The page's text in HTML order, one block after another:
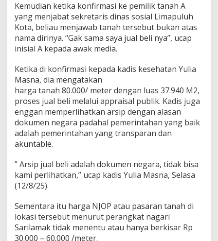
Kemudian ketika konfirmasi ke pemilik tanah A
yang menjabat sekretaris dinas sosial Limapuluh
Kota, beliau menjawab tanah tersebut bukan atas
nama dirinya. “Gak sama saya jual beli nya”, ucap
inisial A kepada awak media.
Ketika di konfirmasi kepada kadis kesehatan Yulia
Masna, dia mengatakan
harga tanah 80.000/ meter dengan luas 37.940 M2,
proses jual beli melalui appraisal publik. Kadis juga
enggan memperlihatkan arsip dengan alasan
dokumen negara padahal pemerintahan yang baik
adalah pemerintahan yang transparan dan
akuntable.
” Arsip jual beli adalah dokumen negara, tidak bisa
kami perlihatkan,” ucap kadis Yulia Masna, Selasa
(12/8/25).
Sementara itu harga NJOP atau pasaran tanah di
lokasi tersebut menurut perangkat nagari
Sarilamak tidak menentu atau hanya berkisar Rp
30.000 – 60.000 /meter.